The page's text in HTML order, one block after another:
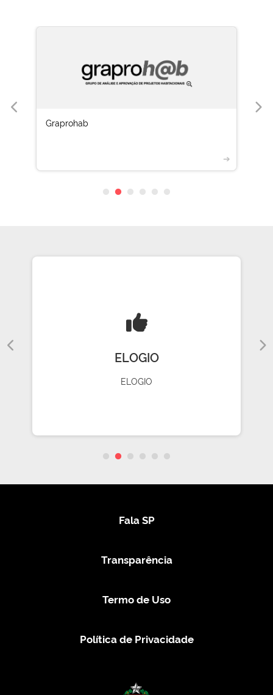
Graprohab
➔
ELOGIO
ELOGIO
Fala SP
Transparência
Termo de Uso
Política de Privacidade